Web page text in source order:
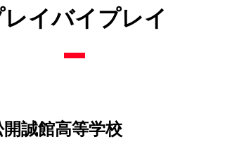
イバイプレイ
誠館高等学校